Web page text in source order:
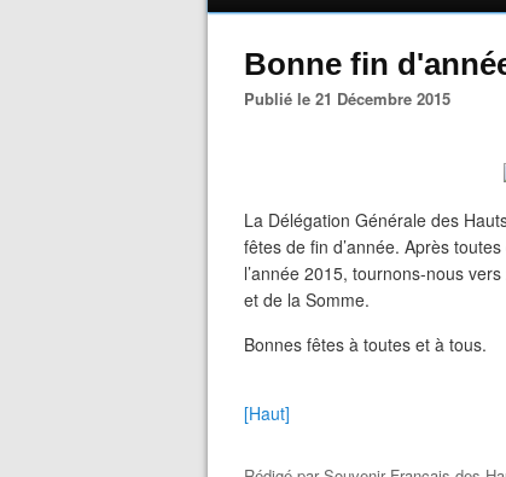
Bonne fin
Publié le 21 Décembre 2015
La Délégation Générale des
fêtes de fin d’année. Après
l’année 2015, tournons-nous
et de la Somme.
Bonnes fêtes à toutes et à tous.
[Haut]